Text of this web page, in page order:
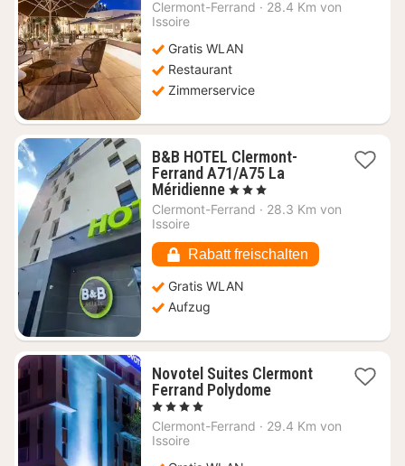
€
Clermont-Ferrand · 28.4 Km von
Issoire
Gratis WLAN
Restaurant
Zimmerservice
B&B HOTEL Clermont-
Ferrand A71/A75 La
Méridienne1
Nacht
€
, 3 Sterne
Clermont-Ferrand · 28.3 Km von
Issoire
Rabatt freischalten
Gratis WLAN
Aufzug
Novotel Suites Clermont
Ferrand Polydome1
ab
, 4 Sterne
Clermont-Ferrand · 29.4 Km von
Issoire